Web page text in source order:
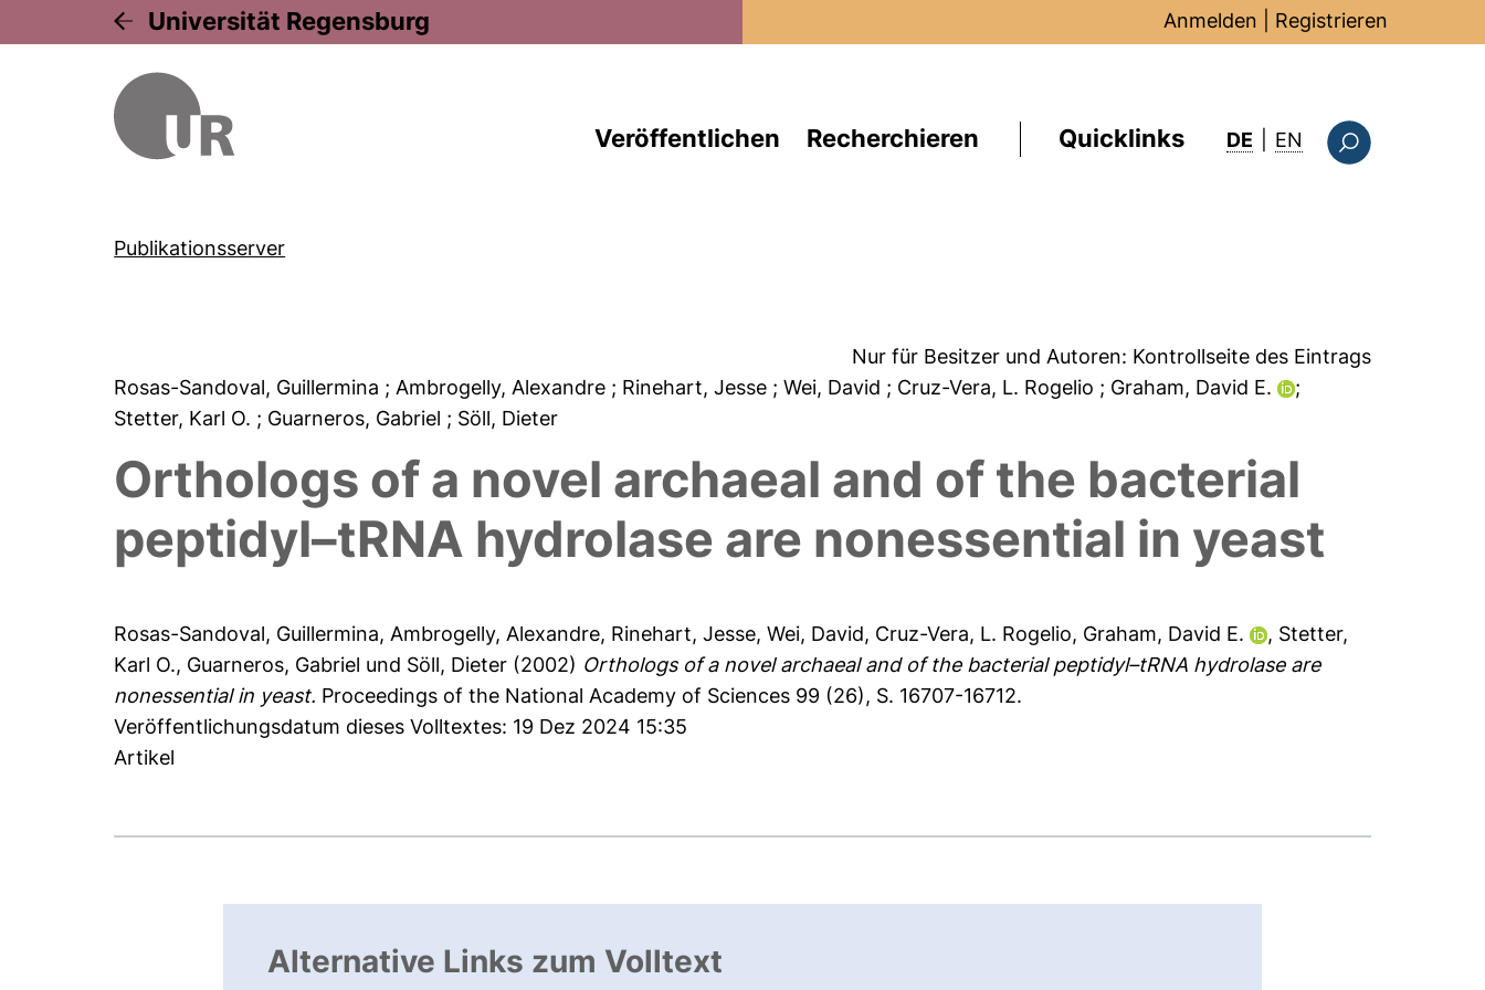
Universität Regensburg Anmelden Registrieren
Veröffentlichen Recherchieren Quicklinks DE EN : this page in
Publikationsserver
Nur für Besitzer und Autoren: Kontrollseite des Eintrags
Rosas-Sandoval, Guillermina ; Ambrogelly, Alexandre ; Rinehart, Jesse ; Wei, David ; Cruz-Vera, L. Rogelio ; Graham, David E.
;
Stetter, Karl O. ; Guarneros, Gabriel ; Söll, Dieter
Orthologs of a novel archaeal and of the bacterial
peptidyl–tRNA hydrolase are nonessential in yeast
Rosas-Sandoval, Guillermina,Ambrogelly, Alexandre, Rinehart, Jesse,Wei, David, Cruz-Vera, L. Rogelio, Graham, David E. , Stetter,
Karl O., Guarneros, Gabriel und Söll, Dieter (2002) Orthologs of a novel archaeal and of the bacterial peptidyl–tRNA hydrolase are
nonessential in yeast. Proceedings of the National Academy of Sciences 99 (26), S. 16707-16712.
Veröffentlichungsdatum dieses Volltextes: 19 Dez 2024 15:35
Artikel
Alternative Links zum Volltext